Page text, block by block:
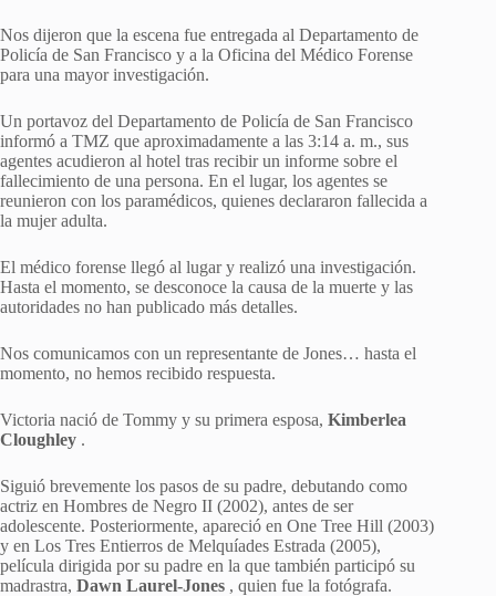
Nos dijeron que la escena fue entregada al Departamento de
Policía de San Francisco y a la Oficina del Médico Forense
para una mayor investigación.
Un portavoz del Departamento de Policía de San Francisco
informó a TMZ que aproximadamente a las 3:14 a. m., sus
agentes acudieron al hotel tras recibir un informe sobre el
fallecimiento de una persona. En el lugar, los agentes se
reunieron con los paramédicos, quienes declararon fallecida a
la mujer adulta.
El médico forense llegó al lugar y realizó una investigación.
Hasta el momento, se desconoce la causa de la muerte y las
autoridades no han publicado más detalles.
Nos comunicamos con un representante de Jones… hasta el
momento, no hemos recibido respuesta.
Victoria nació de Tommy y su primera esposa, Kimberlea
Cloughley .
Siguió brevemente los pasos de su padre, debutando como
actriz en Hombres de Negro II (2002), antes de ser
adolescente. Posteriormente, apareció en One Tree Hill (2003)
y en Los Tres Entierros de Melquíades Estrada (2005),
película dirigida por su padre en la que también participó su
madrastra, Dawn Laurel-Jones , quien fue la fotógrafa.